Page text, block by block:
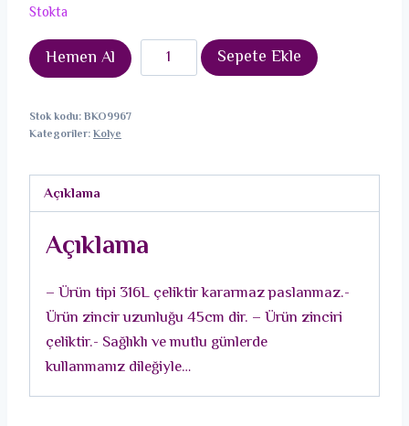
Stokta
Hemen Al
316L
Çelik
Zirkon
Model
Kolye
adet
Sepete Ekle
Stok kodu:BKO9967
Kategoriler:Kolye
Açıklama
Açıklama
– Ürün tipi 316L çeliktir kararmaz paslanmaz.-
Ürün zincir uzunluğu 45cm dir. – Ürün zinciri
çeliktir.- Sağlıklı ve mutlu günlerde
kullanmanız dileğiyle…